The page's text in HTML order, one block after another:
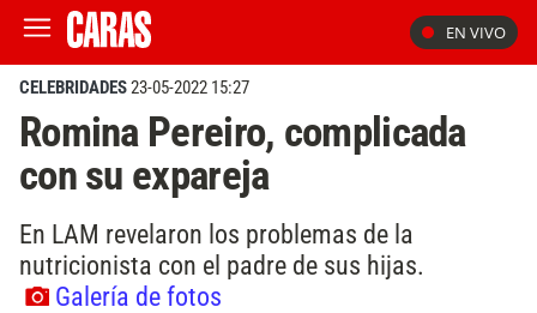
EN VIVO
CELEBRIDADES23-05-2022 15:27
Romina Pereiro, complicada
con su expareja
En LAM revelaron los problemas de la
nutricionista con el padre de sus hijas.
Galería de fotos